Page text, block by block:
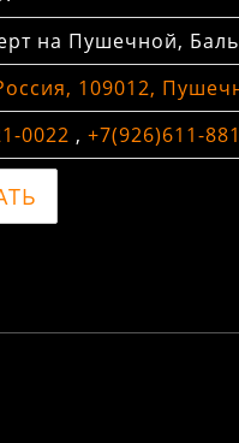
на Пушечной,
109012,
0022 ,+7(926)611-